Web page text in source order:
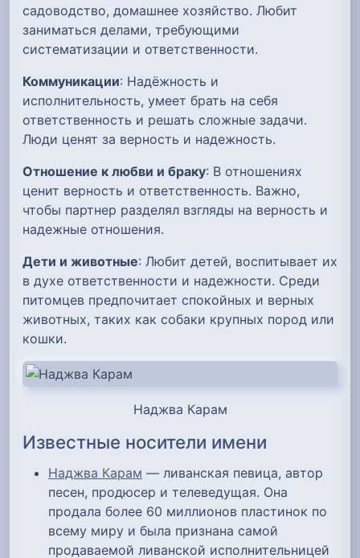
садоводство, домашнее хозяйство. Любит
заниматься делами, требующими
систематизации и ответственности.
Коммуникации: Надёжность и
исполнительность, умеет брать на себя
ответственность и решать сложные задачи.
Люди ценят за верность и надежность.
Отношение к любви и браку: В отношениях
ценит верность и ответственность. Важно,
чтобы партнер разделял взгляды на верность и
надежные отношения.
Дети и животные: Любит детей, воспитывает их
в духе ответственности и надежности. Среди
питомцев предпочитает спокойных и верных
животных, таких как собаки крупных пород или
кошки.
Наджва Карам
Известные носители имени
Наджва Карам — ливанская певица, автор
песен, продюсер и телеведущая. Она
продала более 60 миллионов пластинок по
всему миру и была признана самой
продаваемой ливанской исполнительницей